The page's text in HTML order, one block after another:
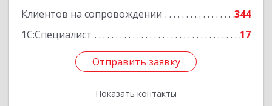
Клиентов на сопровождении
344
1С:Специалист
17
Отправить заявку
Показать контакты
Подробнее
Отправить заявку
Назад